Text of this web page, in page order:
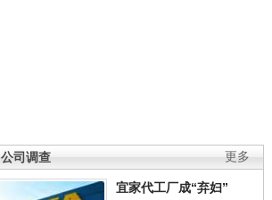
更多
公司调查
宜家代工厂成“弃妇”